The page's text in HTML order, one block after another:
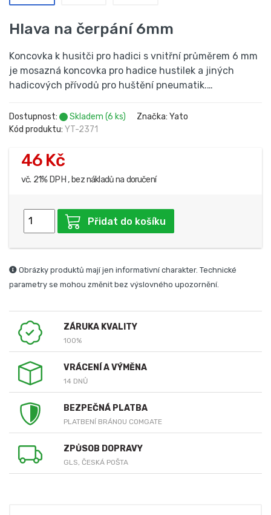
Hlava na čerpání 6mm
Koncovka k husitči pro hadici s vnitřní průměrem 6 mm
je mosazná koncovka pro hadice hustilek a jiných
hadicových přívodů pro huštění pneumatik.…
Dostupnost: Skladem (6 ks)
Značka: Yato
Kód produktu: YT-2371
46 Kč
vč. 21% DPH , bez nákladů na doručení
Přidat do košíku
Obrázky produktů mají jen informativní charakter. Technické
parametry se mohou změnit bez výslovného upozornění.
ZÁRUKA KVALITY
100%
VRÁCENÍ A VÝMĚNA
14 DNŮ
BEZPEČNÁ PLATBA
PLATBENÍ BRÁNOU COMGATE
ZPŮSOB DOPRAVY
GLS, ČESKÁ POŠTA